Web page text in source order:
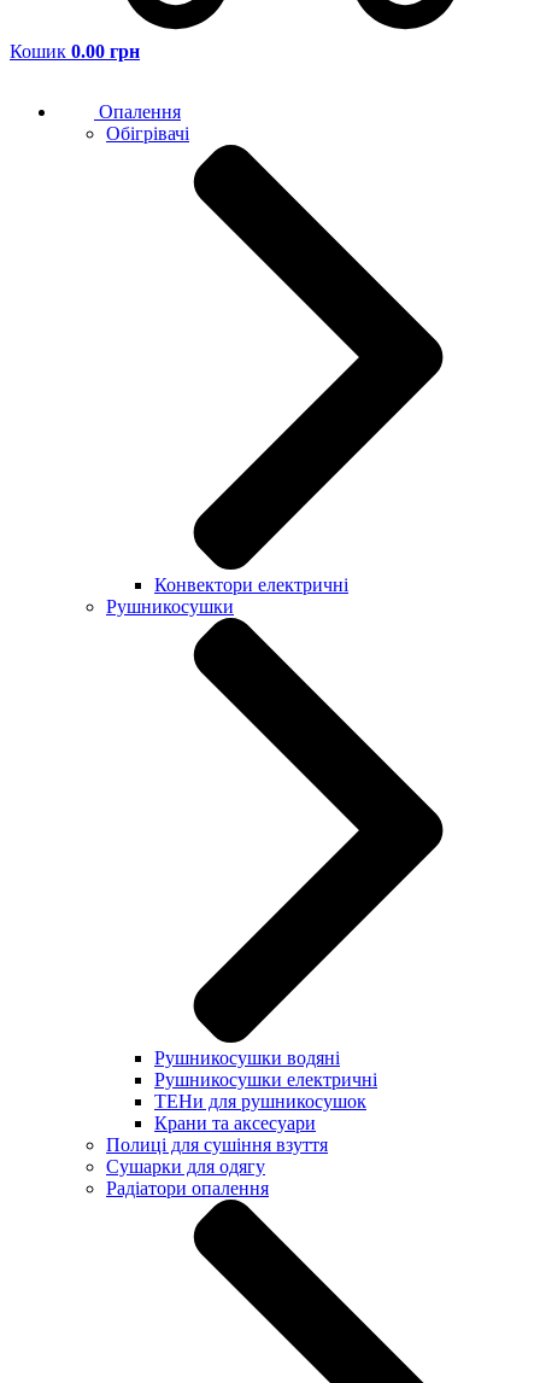
Кошик 0.00 грн
Опалення
Обігрівачі
Конвектори електричні
Рушникосушки
Рушникосушки водяні
Рушникосушки електричні
ТЕНи для рушникосушок
Крани та аксесуари
Полиці для сушіння взуття
Сушарки для одягу
Радіатори опалення